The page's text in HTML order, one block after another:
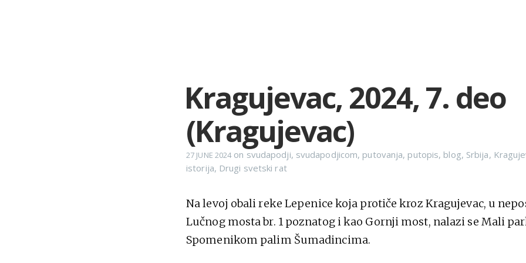
Kragujevac, 2024, 7. deo
(Kragujevac)
27 JUNE 2024on svudapodji, svudapodjicom, putovanja, putopis, blog, Srbija,
istorija, Drugi svetski rat
Na levoj obali reke Lepenice koja protiče kroz Kragujevac, u
Lučnog mosta br. 1 poznatog i kao Gornji most, nalazi se Mali
Spomenikom palim Šumadincima.